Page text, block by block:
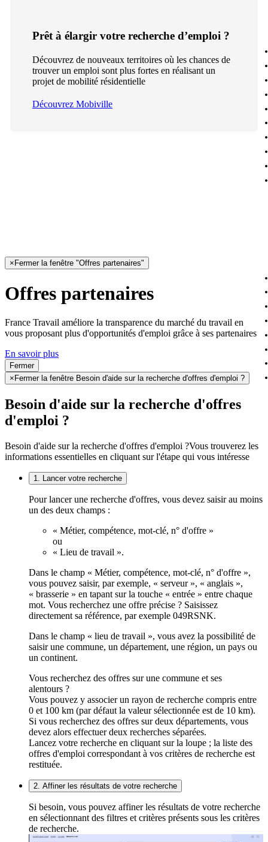
Prêt à élargir votre recherche d’emploi ?
Découvrez de nouveaux territoires où les chances de
trouver un emploi sont plus fortes en réalisant un
projet de mobilité résidentielle
Découvrez Mobiville
× Fermer la fenêtre "Offres partenaires"
Offres partenaires
France Travail améliore la transparence du marché du travail en
vous proposant plus d'opportunités d'emploi grâce à ses partenaires
En savoir plus
Fermer
× Fermer la fenêtre Besoin d'aide sur la recherche d'offres d'emploi ?
Besoin d'aide sur la recherche d'offres
d'emploi ?
Besoin d'aide sur la recherche d'offres d'emploi ?Vous trouverez les
informations essentielles en cliquant sur l'étape qui vous intéresse
1. Lancer votre recherche
Pour lancer une recherche d'offres, vous devez saisir au moins
un des deux champs :
« Métier, compétence, mot-clé, n° d'offre »
ou
« Lieu de travail ».
Dans le champ « Métier, compétence, mot-clé, n° d'offre »,
vous pouvez saisir, par exemple, « serveur », « anglais »,
« brasserie » en tapant sur la touche « entrée » entre chaque
mot. Vous recherchez une offre précise ? Saisissez
directement sa référence, par exemple 049RSNK.
Dans le champ « lieu de travail », vous avez la possibilité de
saisir une commune, un département, une région, un pays ou
un continent.
Vous recherchez des offres sur une commune et ses
alentours ?
Vous pouvez y associer un rayon de recherche compris entre
0 et 100 km (par défaut la valeur sélectionnée est de 10 km).
Si vous recherchez des offres sur deux départements, vous
devez alors effectuer deux recherches séparées.
Lancez votre recherche en cliquant sur la loupe ; la liste des
offres d'emploi correspondant à vos critères de recherche est
restituée.
2. Affiner les résultats de votre recherche
Si besoin, vous pouvez affiner les résultats de votre recherche
en sélectionnant des filtres et critères présents sous les critères
de recherche.